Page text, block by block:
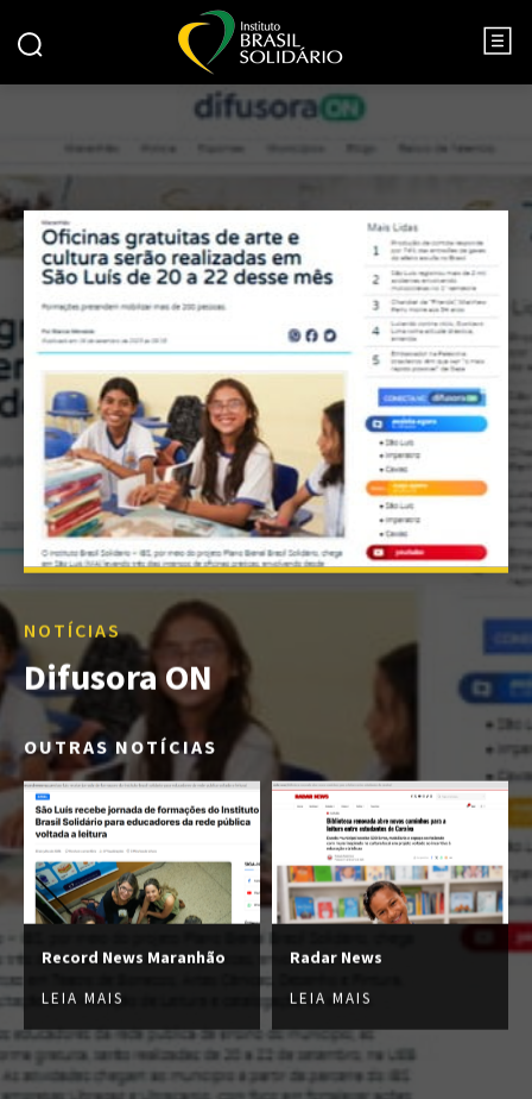
NOTÍCIAS
Difusora ON
OUTRAS NOTÍCIAS
Record News Maranhão
LEIA MAIS
Radar News
LEIA MAIS